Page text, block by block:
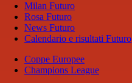
Milan Futuro
Rosa Futuro
News Futuro
Calendario e risultati Futuro
Coppe Europee
Champions League